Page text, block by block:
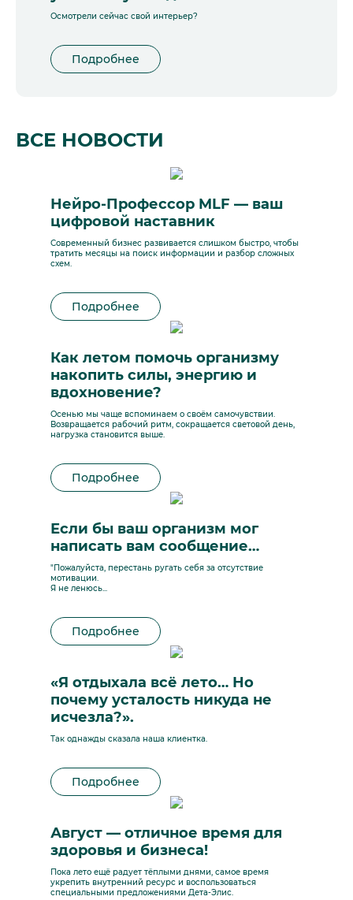
Осмотрели сейчас свой интерьер?
Подробнее
ВСЕ НОВОСТИ
Нейро-Профессор MLF — ваш
цифровой наставник
Современный бизнес развивается слишком быстро, чтобы
тратить месяцы на поиск информации и разбор сложных
схем.
Подробнее
Как летом помочь организму
накопить силы, энергию и
вдохновение?
Осенью мы чаще вспоминаем о своём самочувствии.
Возвращается рабочий ритм, сокращается световой день,
нагрузка становится выше.
Подробнее
Если бы ваш организм мог
написать вам сообщение…
"Пожалуйста, перестань ругать себя за отсутствие
мотивации.
Я не ленюсь...
Подробнее
«Я отдыхала всё лето… Но
почему усталость никуда не
исчезла?».
Так однажды сказала наша клиентка.
Подробнее
Август — отличное время для
здоровья и бизнеса!
Пока лето ещё радует тёплыми днями, самое время
укрепить внутренний ресурс и воспользоваться
специальными предложениями Дета-Элис.